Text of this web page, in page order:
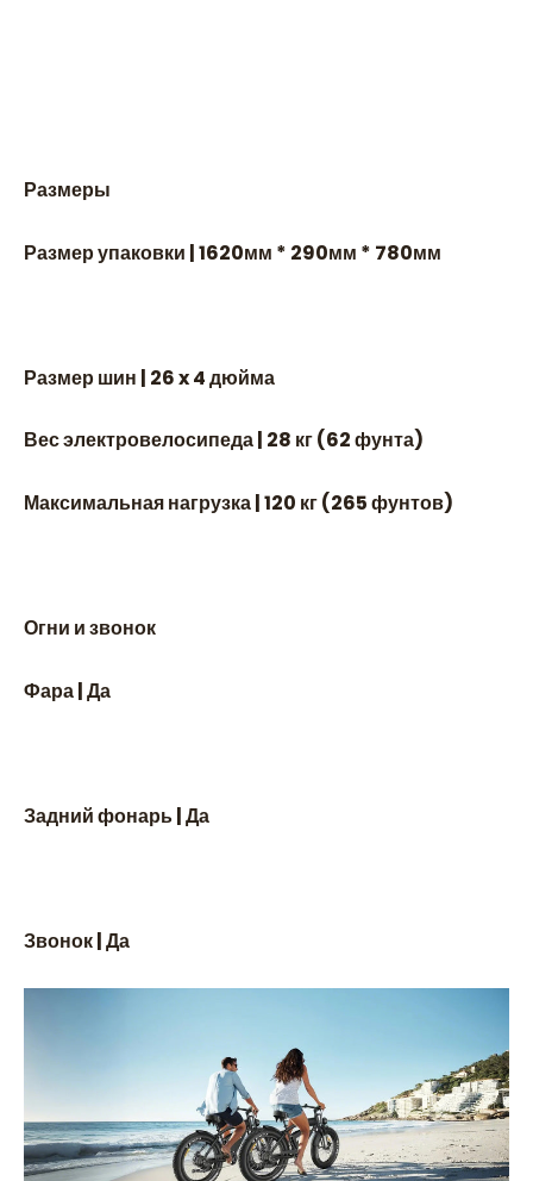
Размеры
Размер упаковки | 1620мм * 290мм * 780мм
Размер шин | 26 x 4 дюйма
Вес электровелосипеда | 28 кг (62 фунта)
Максимальная нагрузка | 120 кг (265 фунтов)
Огни и звонок
Фара | Да
Задний фонарь | Да
Звонок | Да